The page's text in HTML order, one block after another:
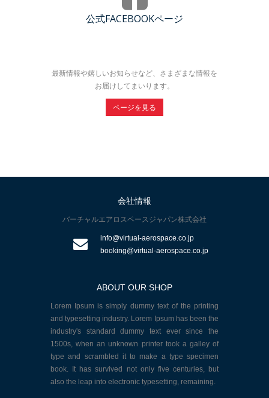
公式FACEBOOKページ
最新情報や嬉しいお知らせなど、さまざまな情報を
お届けしてまいります。
ページを見る
会社情報
バーチャルエアロスペースジャパン株式会社
info@virtual-aerospace.co.jp
booking@virtual-aerospace.co.jp
ABOUT OUR SHOP
Lorem Ipsum is simply dummy text of the printing
and typesetting industry. Lorem Ipsum has been the
industry's standard dummy text ever since the
1500s, when an unknown printer took a galley of
type and scrambled it to make a type specimen
book. It has survived not only five centuries, but
also the leap into electronic typesetting, remaining.